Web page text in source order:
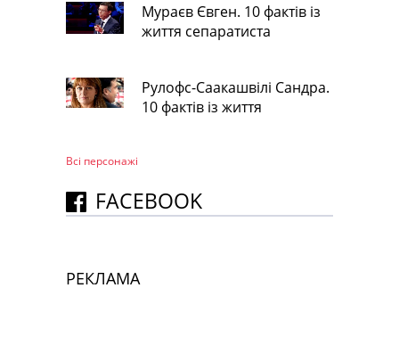
Мураєв Євген. 10 фактів із
життя сепаратиста
Рулофс-Саакашвілі Сандра.
10 фактів із життя
Всі персонажi
FACEBOOK
РЕКЛАМА